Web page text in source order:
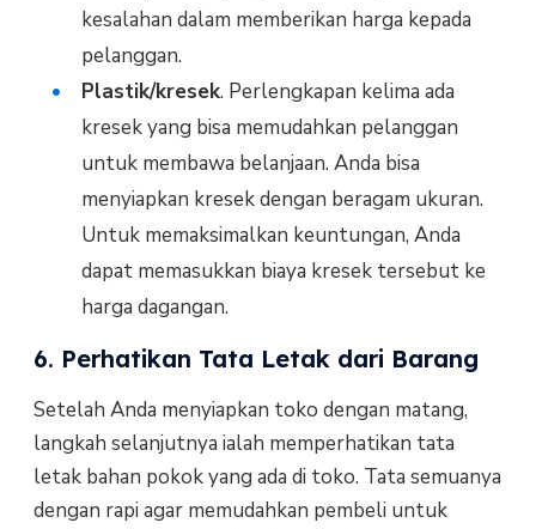
kesalahan dalam memberikan harga kepada
pelanggan.
Plastik/kresek. Perlengkapan kelima ada
kresek yang bisa memudahkan pelanggan
untuk membawa belanjaan. Anda bisa
menyiapkan kresek dengan beragam ukuran.
Untuk memaksimalkan keuntungan, Anda
dapat memasukkan biaya kresek tersebut ke
harga dagangan.
6. Perhatikan Tata Letak dari Barang
Setelah Anda menyiapkan toko dengan matang,
langkah selanjutnya ialah memperhatikan tata
letak bahan pokok yang ada di toko. Tata semuanya
dengan rapi agar memudahkan pembeli untuk